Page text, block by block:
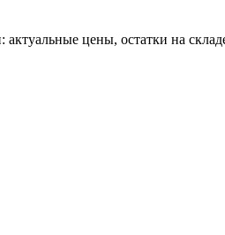
актуальные цены, остатки на